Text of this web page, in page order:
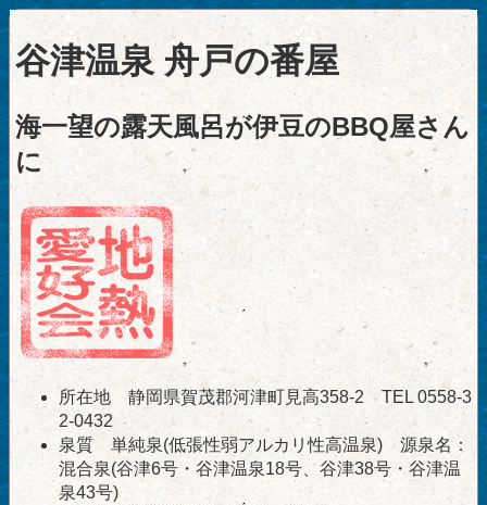
谷津温泉 舟戸の番屋
海一望の露天風呂が伊豆のBBQ屋さん
に
所在地 静岡県賀茂郡河津町見高358-2 TEL 0558-3
2-0432
泉質 単純泉(低張性弱アルカリ性高温泉) 源泉名：
混合泉(谷津6号・谷津温泉18号、谷津38号・谷津温
泉43号)